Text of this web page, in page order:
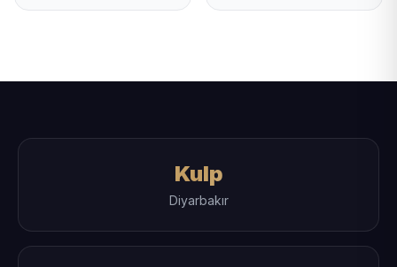
Kulp
Diyarbakır